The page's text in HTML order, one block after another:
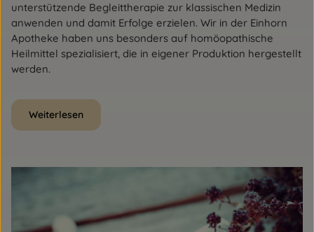
unterstützende Begleittherapie zur klassischen Medizin
anwenden und damit Erfolge erzielen. Wir in der Einhorn
Apotheke haben uns besonders auf homöopathische
Heilmittel spezialisiert, die in eigener Produktion hergestellt
werden.
Weiterlesen